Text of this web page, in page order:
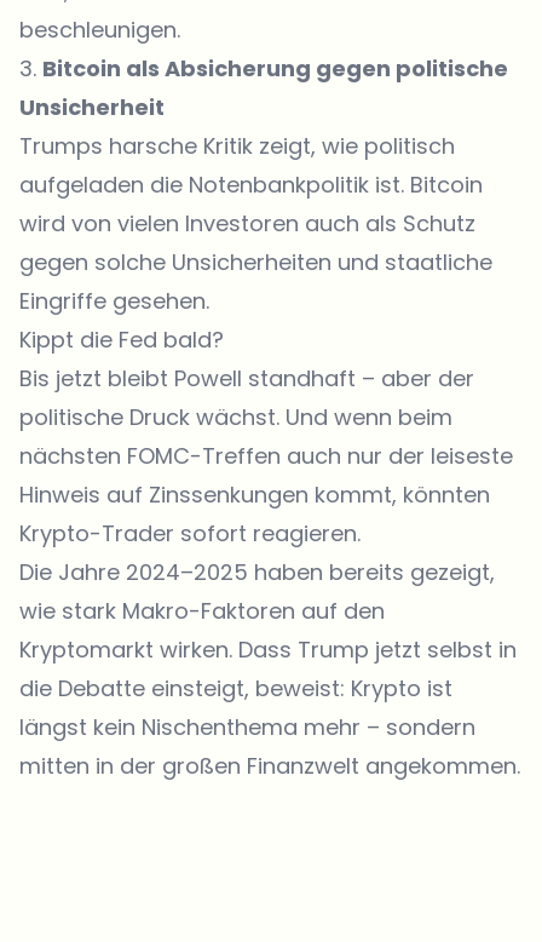
beschleunigen.
3. Bitcoin als Absicherung gegen politische
Unsicherheit
Trumps harsche Kritik zeigt, wie politisch
aufgeladen die Notenbankpolitik ist. Bitcoin
wird von vielen Investoren auch als Schutz
gegen solche Unsicherheiten und staatliche
Eingriffe gesehen.
Kippt die Fed bald?
Bis jetzt bleibt Powell standhaft – aber der
politische Druck wächst. Und wenn beim
nächsten FOMC-Treffen auch nur der leiseste
Hinweis auf Zinssenkungen kommt, könnten
Krypto-Trader sofort reagieren.
Die Jahre 2024–2025 haben bereits gezeigt,
wie stark Makro-Faktoren auf den
Kryptomarkt wirken. Dass Trump jetzt selbst in
die Debatte einsteigt, beweist: Krypto ist
längst kein Nischenthema mehr – sondern
mitten in der großen Finanzwelt angekommen.